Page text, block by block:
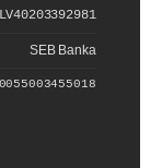
LV40203392981
SEB Banka